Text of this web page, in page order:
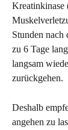
Kreatinkinase
Stunden nach
zu 6 Tage
langsam
zurückgehen.
Deshalb
angehen zu